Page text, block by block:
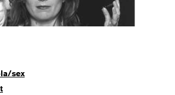
sex